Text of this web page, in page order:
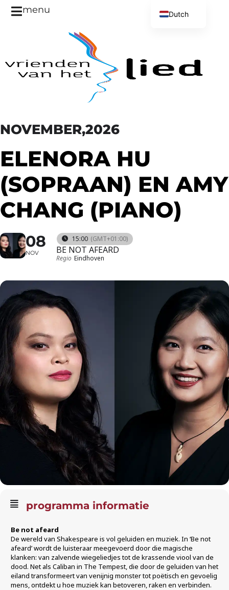
menu
NOVEMBER,2026
ELENORA HU
(SOPRAAN) EN AMY
CHANG (PIANO)
08
NOV
15:00 (GMT+01:00)
BE NOT AFEARD
Regio Eindhoven
programma informatie
Be not afeard
De wereld van Shakespeare is vol geluiden en muziek. In ‘Be not
afeard’ wordt de luisteraar meegevoerd door die magische
klanken: van zalvende wiegeliedjes tot de krassende viool van de
dood. Net als Caliban in The Tempest, die door de geluiden van het
eiland transformeert van venijnig monster tot poëtisch en gevoelig
mens, ontdekt u hoe muziek kan betoveren, raken en verbinden.
Dutch